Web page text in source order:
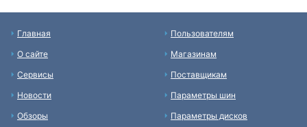
Главная
О сайте
Сервисы
Новости
Обзоры
Пользователям
Магазинам
Поставщикам
Параметры шин
Параметры дисков